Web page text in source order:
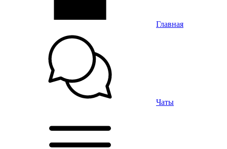
Главная
Чаты